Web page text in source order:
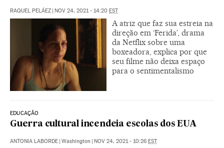
RAQUEL PELÁEZ | NOV 24, 2021 - 14:20 EST
A atriz que faz sua estreia na
direção em ‘Ferida’, drama
da Netflix sobre uma
boxeadora, explica por que
seu filme não deixa espaço
para o sentimentalismo
EDUCAÇÃO
Guerra cultural incendeia escolas dos EUA
ANTONIA LABORDE | Washington | NOV 24, 2021 - 10:26 EST